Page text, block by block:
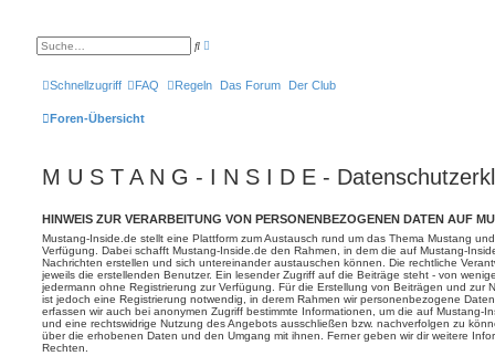
S
h
e i
c
e
Schnellzugriff FAQ Regeln Das Forum Der Club
Foren-Übersicht
M U S T A N G - I N S I D E -
HINWEIS ZUR VERARBEITUNG VON PERSONENBEZOGENEN DATEN AUF
Mustang-Inside.de stellt eine Plattform zum Austausch rund um das Thema Mustang
Verfügung. Dabei schafft Mustang-Inside.de den Rahmen, in dem die auf Mustang-
Nachrichten erstellen und sich untereinander austauschen können. Die rechtliche
jeweils die erstellenden Benutzer. Ein lesender Zugriff auf die Beiträge steht - von
jedermann ohne Registrierung zur Verfügung. Für die Erstellung von Beiträgen und zur
ist jedoch eine Registrierung notwendig, in derem Rahmen wir personenbezogene
erfassen wir auch bei anonymen Zugriff bestimmte Informationen, um die auf Mustang-
und eine rechtswidrige Nutzung des Angebots ausschließen bzw. nachverfolgen zu
über die erhobenen Daten und den Umgang mit ihnen. Ferner geben wir dir weitere
Rechten.